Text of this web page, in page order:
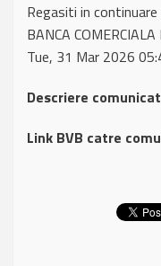
Regasiti in
BANCA
Tue, 31 Mar 2026
Descriere
Link BVB catre